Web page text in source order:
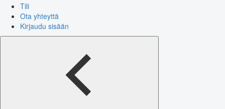
Tili
Ota yhteyttä
Kirjaudu sisään